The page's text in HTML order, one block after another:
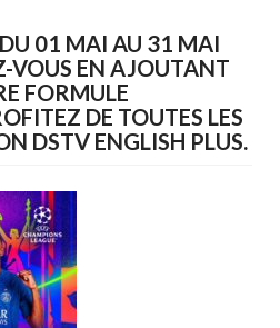
01 MAI AU 31 MAI
VOUS EN AJOUTANT
FORMULE
DE TOUTES LES
DSTV ENGLISH PLUS.